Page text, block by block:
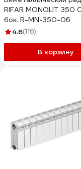
RIFAR MONOLIT 350
бок. R-MN-350-06
4.6(116)
В корзину